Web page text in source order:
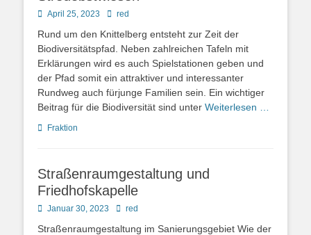
Posted
April 25, 2023 Autor
red
Rund um den Knittelberg entsteht zur Zeit der
Biodiversitätspfad. Neben zahlreichen Tafeln mit
Erklärungen wird es auch Spielstationen geben und
der Pfad somit ein attraktiver und interessanter
Rundweg auch fürjunge Familien sein. Ein wichtiger
Beitrag für die Biodiversität sind unter Weiterlesen …
Kategorien
Fraktion
Straßenraumgestaltung und
Friedhofskapelle
Posted
Januar 30, 2023 Autor
red
Straßenraumgestaltung im Sanierungsgebiet Wie der